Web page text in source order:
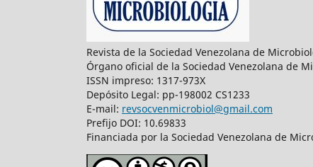
Revista de la Sociedad Venezolana de
Órgano oficial de la Sociedad Venezolana de
ISSN impreso: 1317-973X
Depósito Legal: pp-198002 CS1233
E-mail: revsocvenmicrobiol@gmail.com
Prefijo DOI: 10.69833
Financiada por la Sociedad Venezolana de